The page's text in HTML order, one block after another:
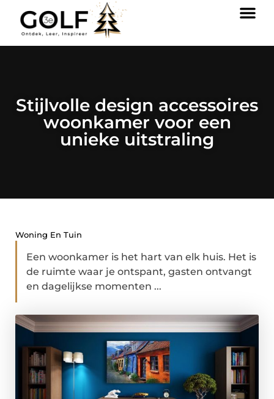
Stijlvolle design accessoires
woonkamer voor een
unieke uitstraling
Woning En Tuin
Een woonkamer is het hart van elk huis. Het is
de ruimte waar je ontspant, gasten ontvangt
en dagelijkse momenten ...